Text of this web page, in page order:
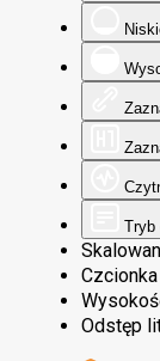
Tryb
Czcionka
Odstęp